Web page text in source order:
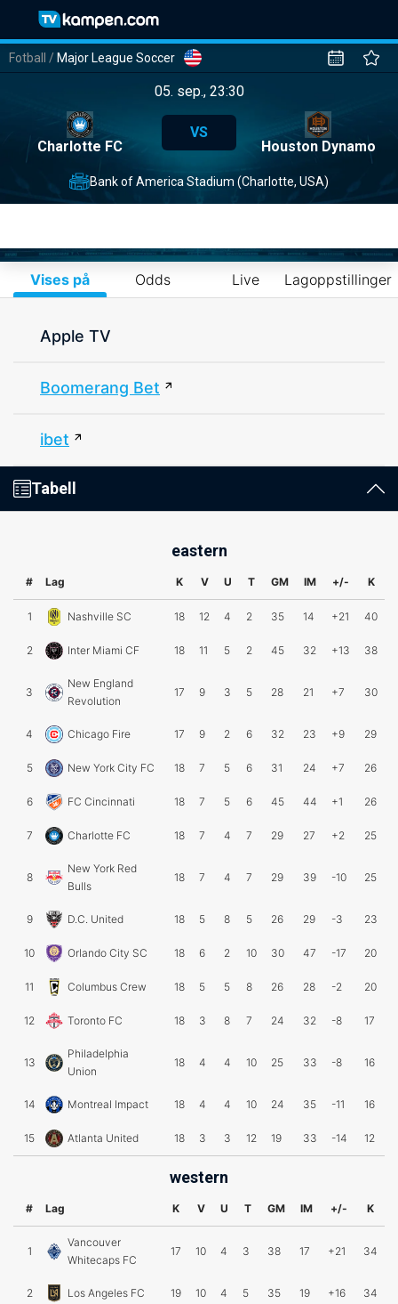
Fotball / Major League Soccer
05. sep., 23:30
Charlotte FC
VS
Houston Dynamo
Bank of America Stadium (Charlotte, USA)
Vises på Odds Live Lagoppstillinger
Apple TV
Boomerang Bet
ibet
Tabell
eastern
# Lag K V U T GM IM +/- K
1 Nashville SC 18 12 4 2 35 14 +21 40
2 Inter Miami CF 18 11 5 2 45 32 +13 38
3
New England
Revolution
17 9 3 5 28 21 +7 30
4 Chicago Fire 17 9 2 6 32 23 +9 29
5 New York City FC 18 7 5 6 31 24 +7 26
6 FC Cincinnati 18 7 5 6 45 44 +1 26
7 Charlotte FC 18 7 4 7 29 27 +2 25
8
New York Red
Bulls
18 7 4 7 29 39 -10 25
9 D.C. United 18 5 8 5 26 29 -3 23
10 Orlando City SC 18 6 2 10 30 47 -17 20
11 Columbus Crew 18 5 5 8 26 28 -2 20
12 Toronto FC 18 3 8 7 24 32 -8 17
13
Philadelphia
Union
18 4 4 10 25 33 -8 16
14 Montreal Impact 18 4 4 10 24 35 -11 16
15 Atlanta United 18 3 3 12 19 33 -14 12
western
# Lag K V U T GM IM +/- K
1
Vancouver
Whitecaps FC
17 10 4 3 38 17 +21 34
2 Los Angeles FC 19 10 4 5 35 19 +16 34